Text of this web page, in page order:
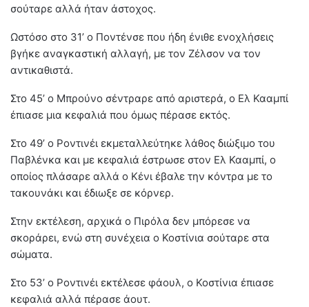
σούταρε αλλά ήταν άστοχος.
Ωστόσο στο 31’ ο Ποντένσε που ήδη ένιθε ενοχλήσεις
βγήκε αναγκαστική αλλαγή, με τον Ζέλσον να τον
αντικαθιστά.
Στο 45’ ο Μπρούνο σέντραρε από αριστερά, ο Ελ Κααμπί
έπιασε μια κεφαλιά που όμως πέρασε εκτός.
Στο 49’ ο Ροντινέι εκμεταλλεύτηκε λάθος διώξιμο του
Παβλένκα και με κεφαλιά έστρωσε στον Ελ Κααμπί, ο
οποίος πλάσαρε αλλά ο Κένι έβαλε την κόντρα με το
τακουνάκι και έδιωξε σε κόρνερ.
Στην εκτέλεση, αρχικά ο Πιρόλα δεν μπόρεσε να
σκοράρει, ενώ στη συνέχεια ο Κοστίνια σούταρε στα
σώματα.
Στο 53’ ο Ροντινέι εκτέλεσε φάουλ, ο Κοστίνια έπιασε
κεφαλιά αλλά πέρασε άουτ.